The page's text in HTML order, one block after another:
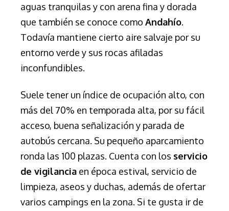
aguas tranquilas y con arena fina y dorada
que también se conoce como Andahío.
Todavía mantiene cierto aire salvaje por su
entorno verde y sus rocas afiladas
inconfundibles.
Suele tener un índice de ocupación alto, con
más del 70% en temporada alta, por su fácil
acceso, buena señalización y parada de
autobús cercana. Su pequeño aparcamiento
ronda las 100 plazas. Cuenta con los servicio
de vigilancia en época estival, servicio de
limpieza, aseos y duchas, además de ofertar
varios campings en la zona. Si te gusta ir de